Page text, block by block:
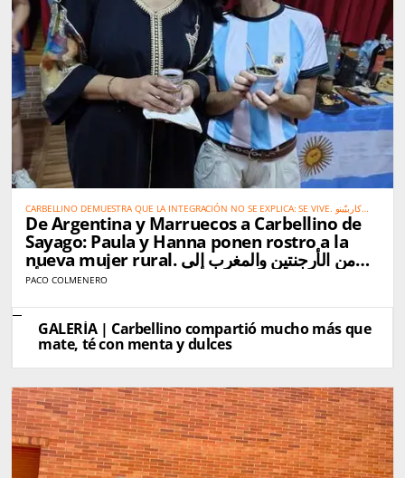
CARBELLINO DEMUESTRA QUE LA INTEGRACIÓN NO SE EXPLICA: SE VIVE. كاربيّينو
تُثبت أن الاندماج الحقيقي لا يحتاج إلى شرح… بل يُعاش
De Argentina y Marruecos a Carbellino de
Sayago: Paula y Hanna ponen rostro a la
nueva mujer rural. من الأرجنتين والمغرب إلى
كاربيّينو دي ساياغو: باولا وهناء تجسّدان صورة المرأة
PACO COLMENERO
GALERÍA | Carbellino compartió mucho más que
mate, té con menta y dulces